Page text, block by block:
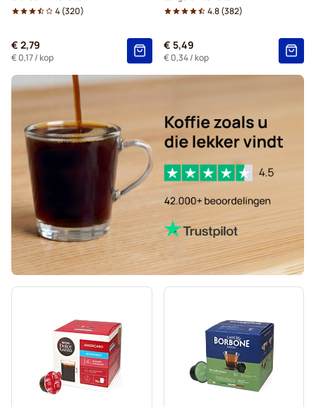
Kaffekapslen-koffiecapsules voor Dolce Gusto
Starbucks® Grande-koffiecapsules voor Dolce Gusto
4(320)
€ 2,79
€ 0,17/ kop
4.8(382)
€ 5,49
€ 0,34/ kop